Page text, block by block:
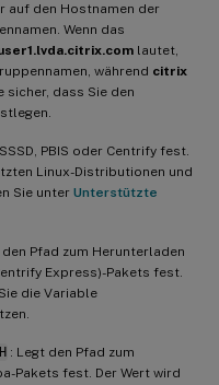
auf den Hostnamen der
Wenn das
lautet,
während citrix
sicher, dass Sie den
PBIS oder Centrify fest.
Linux-Distributionen und
Sie unter Unterstützte
den Pfad zum Herunterladen
Express)-Pakets fest.
die Variable
: Legt den Pfad zum
Pakets fest. Der Wert wird